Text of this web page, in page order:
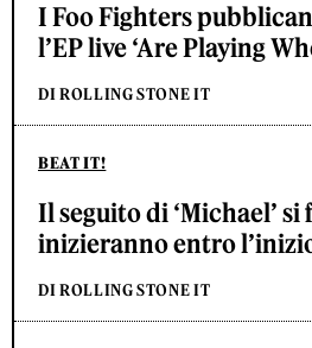
I Foo Fighters
l’EP live ‘Are Playing
DI ROLLING STONE IT
BEAT IT!
Il seguito di ‘Michael’
inizieranno entro
DI ROLLING STONE IT